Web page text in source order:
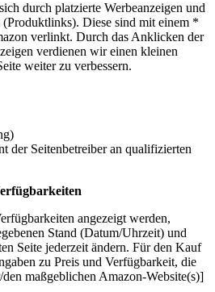
durch platzierte Werbeanzeigen und
Diese sind mit einem *
verlinkt. Durch das Anklicken der
verdienen wir einen kleinen
weiter zu verbessern.
der Seitenbetreiber an qualifizierten
angezeigt werden,
Stand (Datum/Uhrzeit) und
Seite jederzeit ändern. Für den Kauf
zu Preis und Verfügbarkeit, die
maßgeblichen Amazon-Website(s)]